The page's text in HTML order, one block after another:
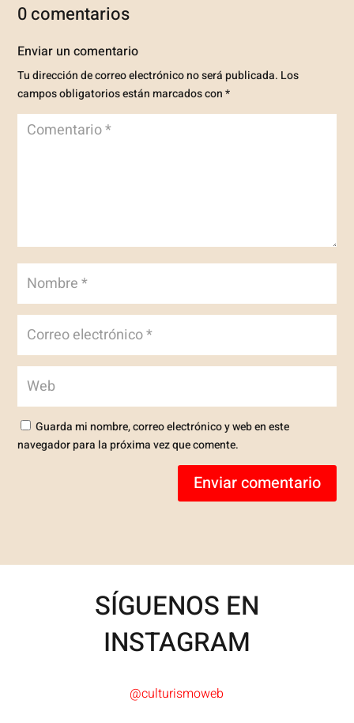
0 comentarios
Enviar un comentario
Tu dirección de correo electrónico no será publicada. Los
campos obligatorios están marcados con*
Guarda mi nombre, correo electrónico y web en este
navegador para la próxima vez que comente.
Enviar comentario
SÍGUENOS EN
INSTAGRAM
@culturismoweb